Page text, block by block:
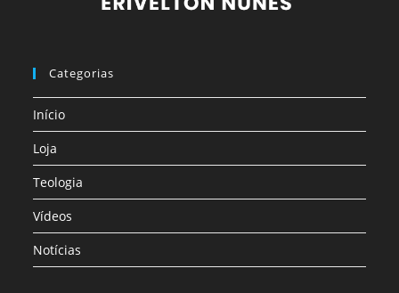
Categorias
Início
Loja
Teologia
Vídeos
Notícias